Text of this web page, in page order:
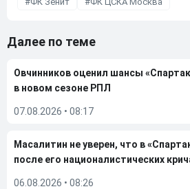
Далее по теме
Овчинников оценил шансы
в новом сезоне РПЛ
07.08.2026 • 08:17
Масалитин не уверен, что в
после его националистических
06.08.2026 • 08:26